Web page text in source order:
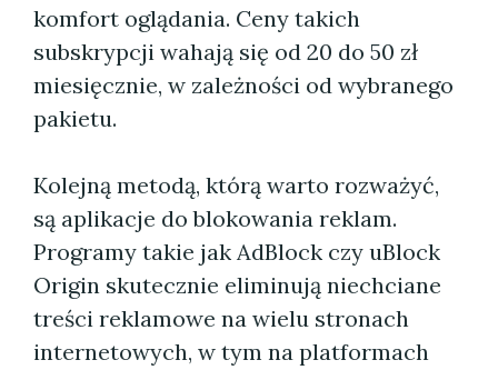
komfort oglądania. Ceny takich
subskrypcji wahają się od 20 do 50 zł
miesięcznie, w zależności od wybranego
pakietu.
Kolejną metodą, którą warto rozważyć,
są aplikacje do blokowania reklam.
Programy takie jak AdBlock czy uBlock
Origin skutecznie eliminują niechciane
treści reklamowe na wielu stronach
internetowych, w tym na platformach